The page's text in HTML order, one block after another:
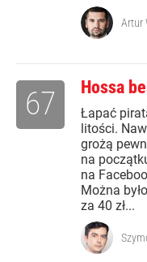
Artur
Hossa
Łapać
litości.
grożą
na
na
Można
za 40 zł...
67